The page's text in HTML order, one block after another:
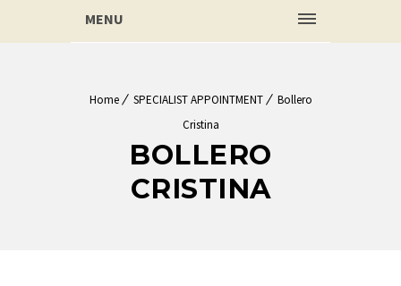
MENU
Home SPECIALIST APPOINTMENT
Bollero
Cristina
BOLLERO
CRISTINA